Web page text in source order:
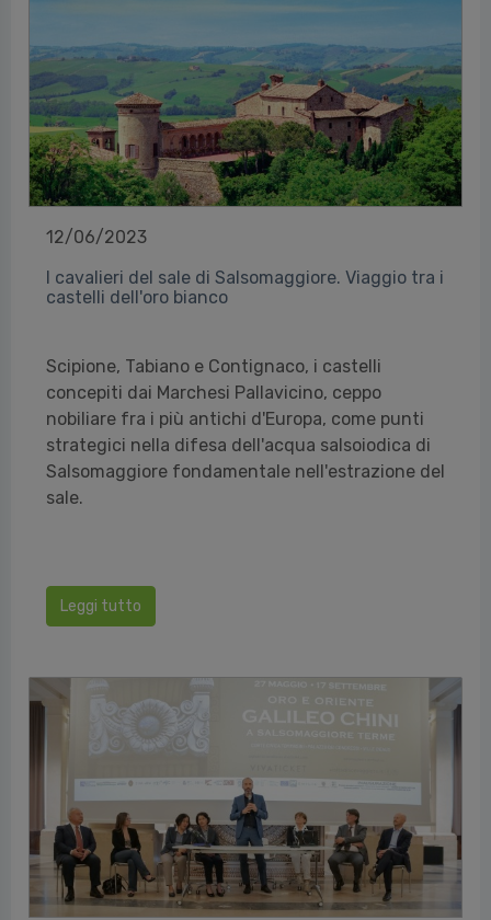
12/06/2023
I cavalieri del sale di Salsomaggiore. Viaggio tra i
castelli dell'oro bianco
Scipione, Tabiano e Contignaco, i castelli
concepiti dai Marchesi Pallavicino, ceppo
nobiliare fra i più antichi d'Europa, come punti
strategici nella difesa dell'acqua salsoiodica di
Salsomaggiore fondamentale nell'estrazione del
sale.
Leggi tutto